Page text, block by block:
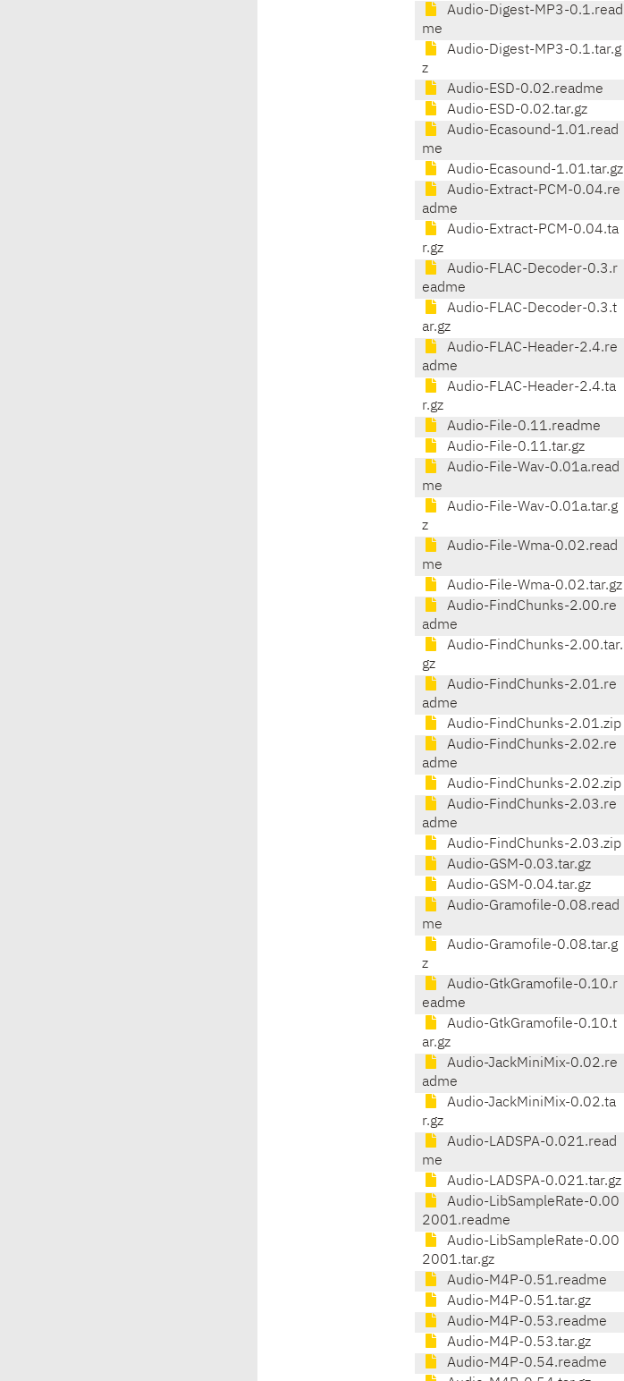
Audio-Digest-MP3-0.1.read
me
Audio-Digest-MP3-0.1.tar.g
z
Audio-ESD-0.02.readme
Audio-ESD-0.02.tar.gz
Audio-Ecasound-1.01.read
me
Audio-Ecasound-1.01.tar.gz
Audio-Extract-PCM-0.04.re
adme
Audio-Extract-PCM-0.04.ta
r.gz
Audio-FLAC-Decoder-0.3.r
eadme
Audio-FLAC-Decoder-0.3.t
ar.gz
Audio-FLAC-Header-2.4.re
adme
Audio-FLAC-Header-2.4.ta
r.gz
Audio-File-0.11.readme
Audio-File-0.11.tar.gz
Audio-File-Wav-0.01a.read
me
Audio-File-Wav-0.01a.tar.g
z
Audio-File-Wma-0.02.read
me
Audio-File-Wma-0.02.tar.gz
Audio-FindChunks-2.00.re
adme
Audio-FindChunks-2.00.tar.
gz
Audio-FindChunks-2.01.re
adme
Audio-FindChunks-2.01.zip
Audio-FindChunks-2.02.re
adme
Audio-FindChunks-2.02.zip
Audio-FindChunks-2.03.re
adme
Audio-FindChunks-2.03.zip
Audio-GSM-0.03.tar.gz
Audio-GSM-0.04.tar.gz
Audio-Gramofile-0.08.read
me
Audio-Gramofile-0.08.tar.g
z
Audio-GtkGramofile-0.10.r
eadme
Audio-GtkGramofile-0.10.t
ar.gz
Audio-JackMiniMix-0.02.re
adme
Audio-JackMiniMix-0.02.ta
r.gz
Audio-LADSPA-0.021.read
me
Audio-LADSPA-0.021.tar.gz
Audio-LibSampleRate-0.00
2001.readme
Audio-LibSampleRate-0.00
2001.tar.gz
Audio-M4P-0.51.readme
Audio-M4P-0.51.tar.gz
Audio-M4P-0.53.readme
Audio-M4P-0.53.tar.gz
Audio-M4P-0.54.readme